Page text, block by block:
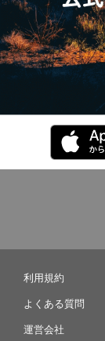
利用規約
よくある質問
運営会社